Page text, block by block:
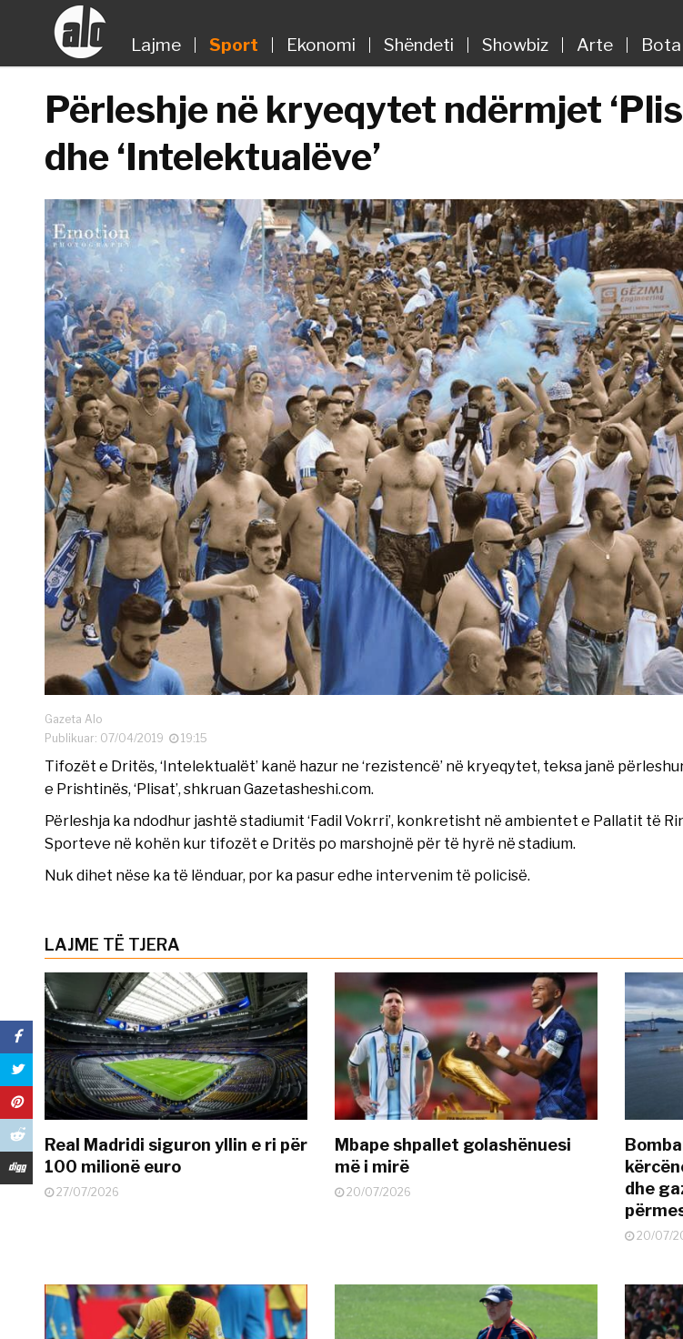
Lajme Sport Ekonomi Shëndeti Showbiz Arte Bota
Përleshje në kryeqytet ndërmjet
dhe ‘Intelektualëve’
Gazeta Alo
Publikuar: 07/04/2019
19:15
Tifozët e Dritës, ‘Intelektualët’ kanë hazur ne ‘rezistencë’ në kryeqytet, teksa janë
e Prishtinës, ‘Plisat’, shkruan Gazetasheshi.com.
Përleshja ka ndodhur jashtë stadiumit ‘Fadil Vokrri’, konkretisht në ambientet e Pallatit të
Sporteve në kohën kur tifozët e Dritës po marshojnë për të hyrë në stadium.
Nuk dihet nëse ka të lënduar, por ka pasur edhe intervenim të policisë.
LAJME TË TJERA
Real Madridi siguron yllin e ri për
100 milionë euro
27/07/2026
Mbape shpallet golashënuesi
më i mirë
20/07/2026
dhe
20/07/